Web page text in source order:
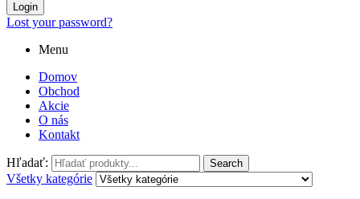
Login
Lost your password?
Menu
Domov
Obchod
Akcie
O nás
Kontakt
Hľadať: Search
Všetky kategórie